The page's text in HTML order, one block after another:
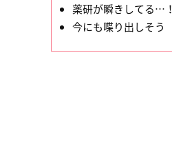
薬研が瞬きしてる…！
今にも喋り出しそう